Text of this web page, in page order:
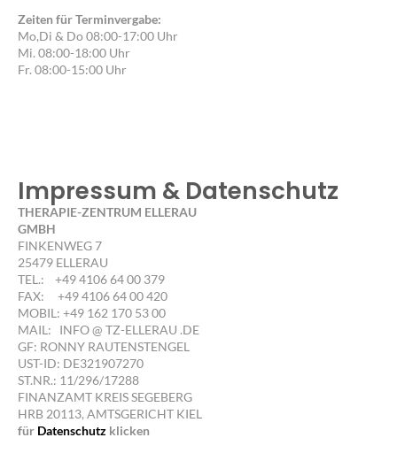
Zeiten für Terminvergabe:
Mo,Di & Do 08:00-17:00 Uhr
Mi. 08:00-18:00 Uhr
Fr. 08:00-15:00 Uhr
Impressum & Datenschutz
THERAPIE-ZENTRUM ELLERAU
GMBH
FINKENWEG 7
25479 ELLERAU
TEL.: +49 4106 64 00 379
FAX: +49 4106 64 00 420
MOBIL: +49 162 170 53 00
MAIL: INFO @ TZ-ELLERAU .DE
GF: RONNY RAUTENSTENGEL
UST-ID: DE321907270
ST.NR.: 11/296/17288
FINANZAMT KREIS SEGEBERG
HRB 20113, AMTSGERICHT KIEL
für Datenschutz klicken